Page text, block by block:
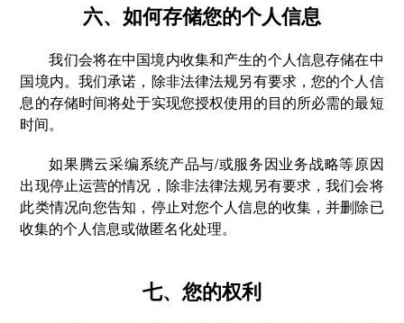
六、如何存储您的个人信息
我们会将在中国境内收集和产生的个人信息存储在中
国境内。我们承诺，除非法律法规另有要求，您的个人信
息的存储时间将处于实现您授权使用的目的所必需的最短
时间。
如果腾云采编系统产品与/或服务因业务战略等原因
出现停止运营的情况，除非法律法规另有要求，我们会将
此类情况向您告知，停止对您个人信息的收集，并删除已
收集的个人信息或做匿名化处理。
七、您的权利